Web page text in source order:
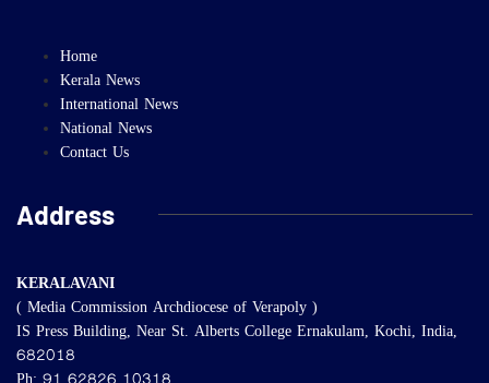
Home
Kerala News
International News
National News
Contact Us
Address
KERALAVANI
( Media Commission Archdiocese of Verapoly )
IS Press Building, Near St. Alberts College Ernakulam, Kochi, India,
682018